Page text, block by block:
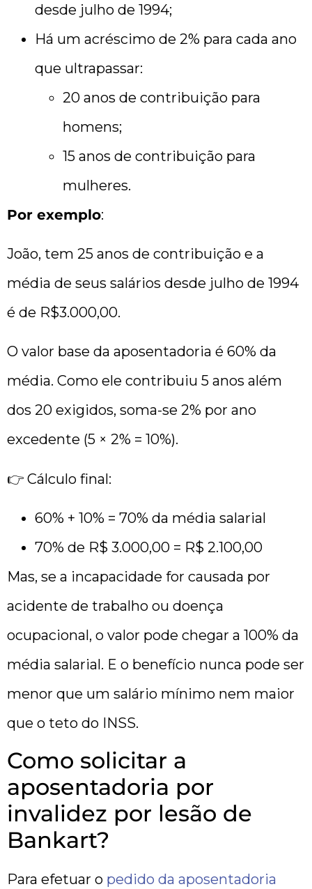
desde julho de 1994;
Há um acréscimo de 2% para cada ano
que ultrapassar:
20 anos de contribuição para
homens;
15 anos de contribuição para
mulheres.
Por exemplo:
João, tem 25 anos de contribuição e a
média de seus salários desde julho de 1994
é de R$3.000,00.
O valor base da aposentadoria é 60% da
média. Como ele contribuiu 5 anos além
dos 20 exigidos, soma-se 2% por ano
excedente (5 × 2% = 10%).
👉 Cálculo final:
60% + 10% = 70% da média salarial
70% de R$ 3.000,00 = R$ 2.100,00
Mas, se a incapacidade for causada por
acidente de trabalho ou doença
ocupacional, o valor pode chegar a 100% da
média salarial. E o benefício nunca pode ser
menor que um salário mínimo nem maior
que o teto do INSS.
Como solicitar a
aposentadoria por
invalidez por lesão de
Bankart?
Para efetuar o pedido da aposentadoria